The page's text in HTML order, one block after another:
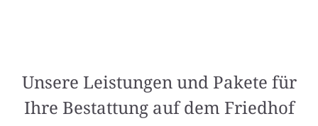
Unsere Leistungen und Pakete für
Ihre Bestattung auf dem Friedhof